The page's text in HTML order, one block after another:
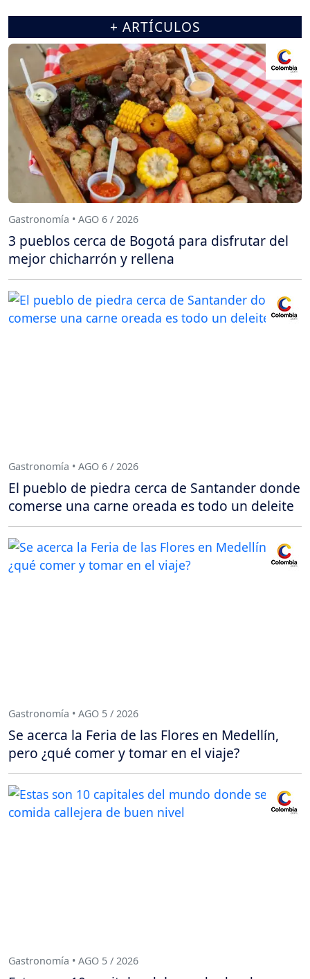
+ ARTÍCULOS
Gastronomía • AGO 6 / 2026
3 pueblos cerca de Bogotá para disfrutar del
mejor chicharrón y rellena
Gastronomía • AGO 6 / 2026
El pueblo de piedra cerca de Santander donde
comerse una carne oreada es todo un deleite
Gastronomía • AGO 5 / 2026
Se acerca la Feria de las Flores en Medellín,
pero ¿qué comer y tomar en el viaje?
Gastronomía • AGO 5 / 2026